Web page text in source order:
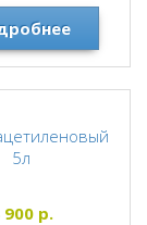
5л
900р.